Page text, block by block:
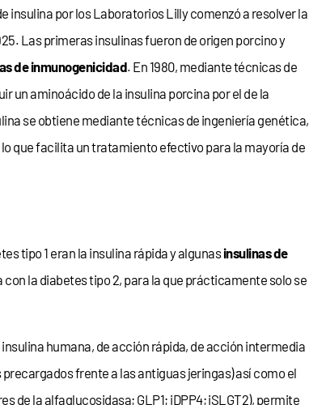
insulina por los Laboratorios Lilly comenzó a resolver la
Las primeras insulinas fueron de origen porcino y
de inmunogenicidad. En 1980, mediante técnicas de
un aminoácido de la insulina porcina por el de la
se obtiene mediante técnicas de ingeniería genética,
que facilita un tratamiento efectivo para la mayoría de
tipo 1 eran la insulina rápida y algunasinsulinas de
la diabetes tipo 2, para la que prácticamente solo se
humana, de acción rápida, de acción intermedia
frente a las antiguas jeringas) así como el
de la alfaglucosidasa; GLP1; iDPP4; iSLGT2), permite